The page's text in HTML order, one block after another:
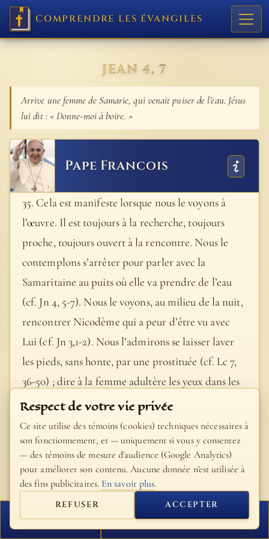
COMPRENDRE LES ÉVANGILES
JEAN 4, 7
Arrive une femme de Samarie, qui venait puiser de l’eau. Jésus
lui dit : « Donne-moi à boire. »
Pape Francois
35. Cela est manifeste lorsque nous le voyons à
l’œuvre. Il est toujours à la recherche, toujours
proche, toujours ouvert à la rencontre. Nous le
contemplons s’arrêter pour parler avec la
Samaritaine au puits où elle va prendre de l’eau
(cf. Jn 4, 5-7). Nous le voyons, au milieu de la nuit,
rencontrer Nicodème qui a peur d’être vu avec
Lui (cf. Jn 3,1-2). Nous l’admirons se laisser laver
les pieds, sans honte, par une prostituée (cf. Lc 7,
36-50) ; dire à la femme adultère les yeux dans les
yeux : je ne te condamne pas (cf. Jn 8, 11) ;
affronter l’indifférence de ses disciples lorsqu’il
dit à l’aveugle sur la route avec tendresse : « Que
veux-tu que je fasse pour toi ? » (Mc 10, 51). Le
Christ montre que Dieu est proximité, compassion
et tendresse.
- Dilexit nos
FERMER PROCHAIN VERSET
Respect de votre vie privée
Ce site utilise des témoins (cookies) techniques nécessaires à
son fonctionnement, et — uniquement si vous y consentez
— des témoins de mesure d'audience (Google Analytics)
pour améliorer son contenu. Aucune donnée n'est utilisée à
des fins publicitaires. En savoir plus.
REFUSER ACCEPTER